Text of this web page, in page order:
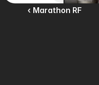
‹ Marathon RF